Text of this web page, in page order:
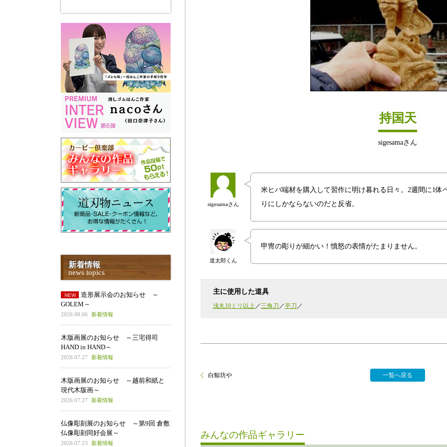
持国天
sigesamaさん
sigesamaさん
米ヒバ端材を購入して習作に明け暮れる日々。2週間に1
りにしかならないのだと反省。
道太郎くん
甲冑の彫りが細かい！憤怒の表情がたまりません。
主に使用した道具
浅丸10ミリ以上 三角刀 平刀
白鯨坊や 一覧へ戻る
みんなの作品ギャラリー
新着情報
news topics
造形展示会のお知らせ ～
GOLEM～
2026.08.06 新着情報
木版画展のお知らせ ～三宅得司
HAND in HAND～
2026.07.27 新着情報
木版画展のお知らせ ～越前和紙と
現代木版画～
2026.07.27 新着情報
仏像彫刻展のお知らせ ～第9回 倉敷
仏像彫刻同好会展～
2026.07.23 新着情報